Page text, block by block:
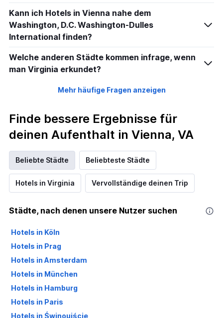
Kann ich Hotels in Vienna nahe dem
Washington, D.C. Washington-Dulles
International finden?
Welche anderen Städte kommen infrage, wenn
man Virginia erkundet?
Mehr häufige Fragen anzeigen
Finde bessere Ergebnisse für
deinen Aufenthalt in Vienna, VA
Beliebte Städte Beliebteste Städte
Hotels in Virginia Vervollständige deinen Trip
Städte, nach denen unsere Nutzer suchen
Hotels in Köln
Hotels in Prag
Hotels in Amsterdam
Hotels in München
Hotels in Hamburg
Hotels in Paris
Hotels in Świnoujście